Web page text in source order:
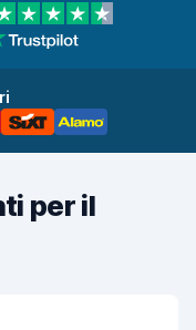
per il